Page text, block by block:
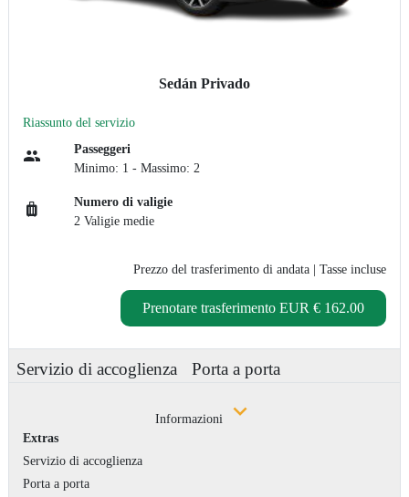
Sedán Privado
Riassunto del servizio
Passeggeri
Minimo: 1 - Massimo: 2
Numero di valigie
2 Valigie medie
Prezzo del trasferimento di andata | Tasse incluse
Prenotare trasferimento EUR € 162.00
Servizio di accoglienza Porta a porta
Informazioni
Extras
Servizio di accoglienza
Porta a porta